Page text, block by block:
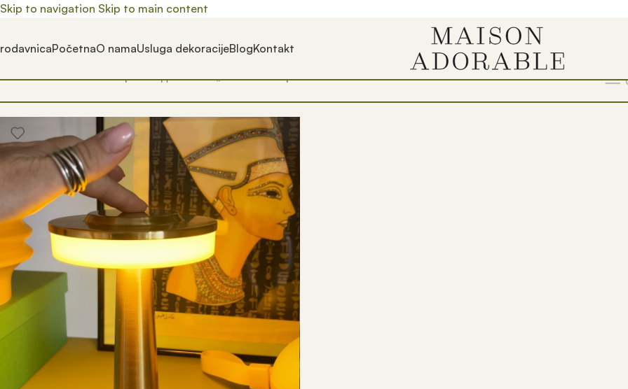
Skip to navigation Skip to main content
PočetnaO namaUsluga dekoracijeBlogKontakt
Почетна/ Prodavnica/ Производ oзначен „led desk lamp“ Show 9 12 18 24